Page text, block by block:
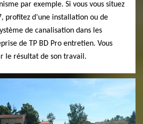
par exemple. Si vous vous situez
profitez d’une installation ou de
de canalisation dans les
de TP BD Pro entretien. Vous
le résultat de son travail.